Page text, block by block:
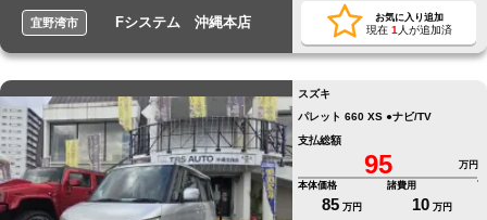
宜野湾市 Fシステム 沖縄本店 お気に入り追加
現在 1 人が追加済
スズキ
パレット 660 XS ●ナビ/TV
支払総額
95
万円
本体価格
85 万円
諸費用
10 万円